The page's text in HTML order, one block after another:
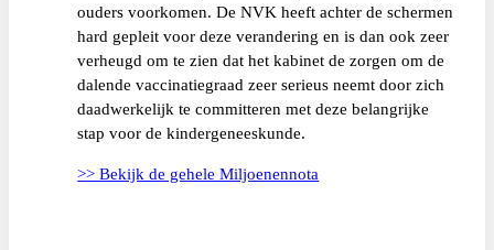
ouders voorkomen. De NVK heeft achter de schermen
hard gepleit voor deze verandering en is dan ook zeer
verheugd om te zien dat het kabinet de zorgen om de
dalende vaccinatiegraad zeer serieus neemt door zich
daadwerkelijk te committeren met deze belangrijke
stap voor de kindergeneeskunde.
>> Bekijk de gehele Miljoenennota